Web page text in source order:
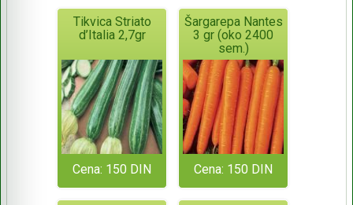
Tikvica Striato
d’Italia 2,7gr
Cena: 150 DIN
Šargarepa Nantes
3 gr (oko 2400
sem.)
Cena: 150 DIN